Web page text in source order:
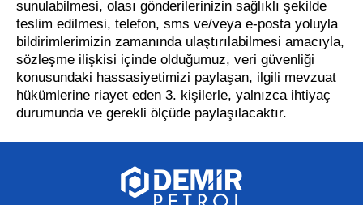
sunulabilmesi, olası gönderilerinizin sağlıklı şekilde
teslim edilmesi, telefon, sms ve/veya e-posta yoluyla
bildirimlerimizin zamanında ulaştırılabilmesi amacıyla,
sözleşme ilişkisi içinde olduğumuz, veri güvenliği
konusundaki hassasiyetimizi paylaşan, ilgili mevzuat
hükümlerine riayet eden 3. kişilerle, yalnızca ihtiyaç
durumunda ve gerekli ölçüde paylaşılacaktır.